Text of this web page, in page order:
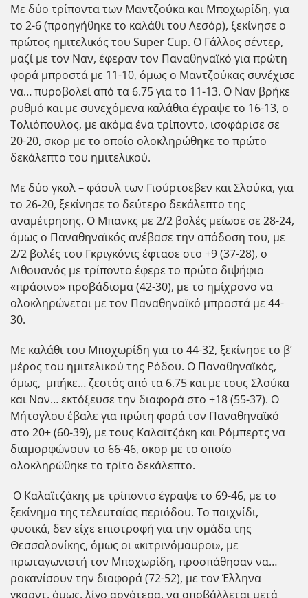
Με δύο τρίποντα των Μαντζούκα και Μποχωρίδη, για
το 2-6 (προηγήθηκε το καλάθι του Λεσόρ), ξεκίνησε ο
πρώτος ημιτελικός του Super Cup. Ο Γάλλος σέντερ,
μαζί με τον Ναν, έφεραν τον Παναθηναϊκό για πρώτη
φορά μπροστά με 11-10, όμως ο Μαντζούκας συνέχισε
να… πυροβολεί από τα 6.75 για το 11-13. Ο Ναν βρήκε
ρυθμό και με συνεχόμενα καλάθια έγραψε το 16-13, ο
Τολιόπουλος, με ακόμα ένα τρίποντο, ισοφάρισε σε
20-20, σκορ με το οποίο ολοκληρώθηκε το πρώτο
δεκάλεπτο του ημιτελικού.
Με δύο γκολ – φάουλ των Γιούρτσεβεν και Σλούκα, για
το 26-20, ξεκίνησε το δεύτερο δεκάλεπτο της
αναμέτρησης. Ο Μπανκς με 2/2 βολές μείωσε σε 28-24,
όμως ο Παναθηναϊκός ανέβασε την απόδοση του, με
2/2 βολές του Γκριγκόνις έφτασε στο +9 (37-28), ο
Λιθουανός με τρίποντο έφερε το πρώτο διψήφιο
«πράσινο» προβάδισμα (42-30), με το ημίχρονο να
ολοκληρώνεται με τον Παναθηναϊκό μπροστά με 44-
30.
Με καλάθι του Μποχωρίδη για το 44-32, ξεκίνησε το β’
μέρος του ημιτελικού της Ρόδου. Ο Παναθηναϊκός,
όμως, μπήκε… ζεστός από τα 6.75 και με τους Σλούκα
και Ναν… εκτόξευσε την διαφορά στο +18 (55-37). Ο
Μήτογλου έβαλε για πρώτη φορά τον Παναθηναϊκό
στο 20+ (60-39), με τους Καλαϊτζάκη και Ρόμπερτς να
διαμορφώνουν το 66-46, σκορ με το οποίο
ολοκληρώθηκε το τρίτο δεκάλεπτο.
Ο Καλαϊτζάκης με τρίποντο έγραψε το 69-46, με το
ξεκίνημα της τελευταίας περιόδου. Το παιχνίδι,
φυσικά, δεν είχε επιστροφή για την ομάδα της
Θεσσαλονίκης, όμως οι «κιτρινόμαυροι», με
πρωταγωνιστή τον Μποχωρίδη, προσπάθησαν να…
ροκανίσουν την διαφορά (72-52), με τον Έλληνα
γκαρντ, όμως, λίγο αργότερα, να αποβάλλεται μετά